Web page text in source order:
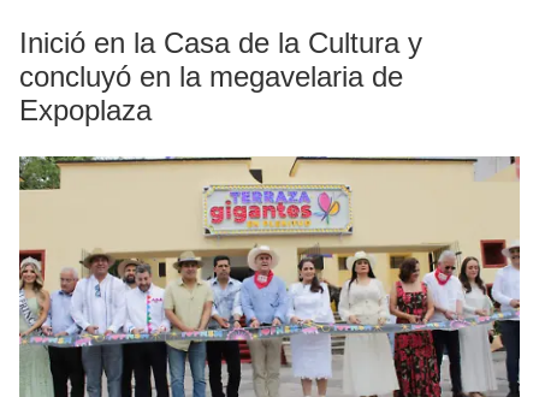
Inició en la Casa de la Cultura y
concluyó en la megavelaria de
Expoplaza